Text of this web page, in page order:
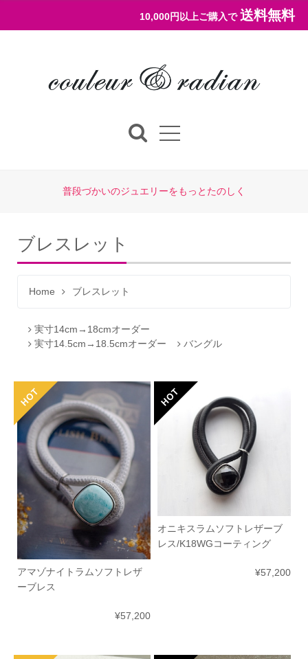
10,000円以上ご購入で 送料無料
普段づかいのジュエリーをもっとたのしく
ブレスレット
Home ブレスレット
実寸14cm→18cmオーダー
実寸14.5cm→18.5cmオーダー
バングル
アマゾナイトラムソフトレザ
ーブレス
¥57,200
オニキスラムソフトレザーブ
レス/K18WGコーティング
¥57,200